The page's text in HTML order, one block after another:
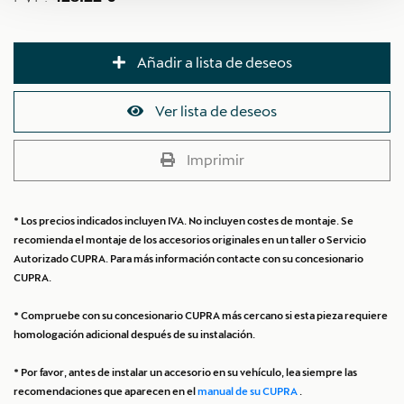
Añadir a lista de deseos
Ver lista de deseos
Imprimir
* Los precios indicados incluyen IVA. No incluyen costes de montaje. Se
recomienda el montaje de los accesorios originales en un taller o Servicio
Autorizado CUPRA. Para más información contacte con su concesionario
CUPRA.
* Compruebe con su concesionario CUPRA más cercano si esta pieza requiere
homologación adicional después de su instalación.
* Por favor, antes de instalar un accesorio en su vehículo, lea siempre las
recomendaciones que aparecen en elmanual de su CUPRA